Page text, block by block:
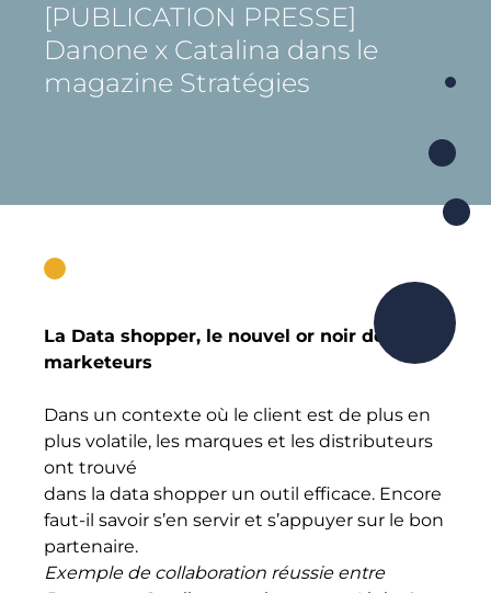
[PUBLICATION PRESSE]
Danone x Catalina dans le
magazine Stratégies
La Data shopper, le nouvel or noir des
marketeurs
Dans un contexte où le client est de plus en
plus volatile, les marques et les distributeurs
ont trouvé
dans la data shopper un outil efficace. Encore
faut-il savoir s’en servir et s’appuyer sur le bon
partenaire.
Exemple de collaboration réussie entre